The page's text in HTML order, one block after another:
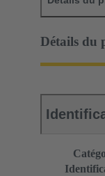
Détails du